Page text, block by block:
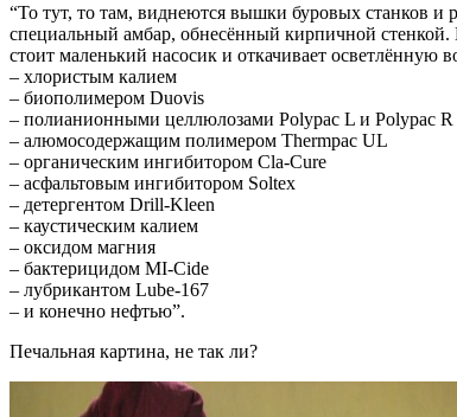
“То тут, то там, виднеются вышки буровых станков
специальный амбар, обнесённый кирпичной стенкой.
стоит маленький насосик и откачивает осветлённую
– хлористым калием
– биополимером Duovis
– полианионными целлюлозами Polypac L и Polypac R
– алюмосодержащим полимером Thermpac UL
– органическим ингибитором Сla-Cure
– асфальтовым ингибитором Soltex
– детергентом Drill-Kleen
– каустическим калием
– оксидом магния
– бактерицидом MI-Cide
– лубрикантом Lube-167
– и конечно нефтью”.
Печальная картина, не так ли?